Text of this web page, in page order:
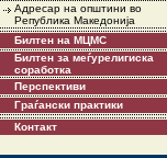
Адресар на општини во
Република Македонија
Билтен на МЦМС
Билтен за меѓурелигиска
соработка
Перспективи
Граѓански практики
Контакт